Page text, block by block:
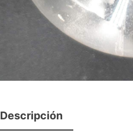
Descripción